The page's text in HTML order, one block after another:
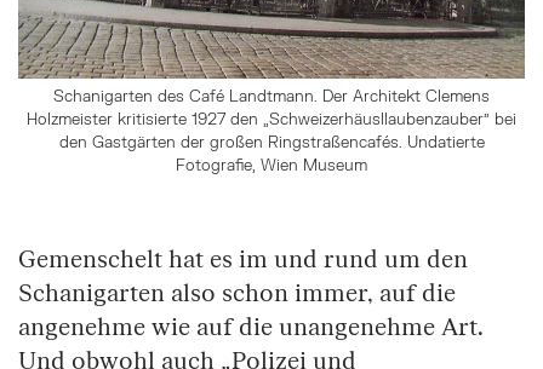
Schanigarten des Café Landtmann. Der Architekt Clemens
Holzmeister kritisierte 1927 den „Schweizerhäusllaubenzauber" bei
den Gastgärten der großen Ringstraßencafés. Undatierte
Fotografie, Wien Museum
Gemenschelt hat es im und rund um den
Schanigarten also schon immer, auf die
angenehme wie auf die unangenehme Art.
Und obwohl auch „Polizei und